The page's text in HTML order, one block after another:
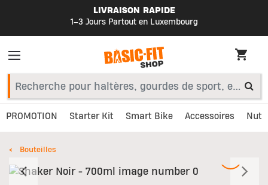
LIVRAISON RAPIDE
1–3 Jours Partout en Luxembourg
PROMOTION Starter Kit Smart Bike Accessoires
Bouteilles
Précédent